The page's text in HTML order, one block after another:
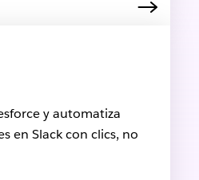
y automatiza
en Slack con clics, no